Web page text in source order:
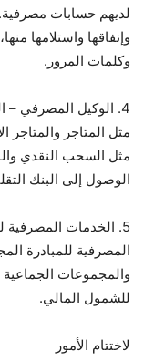
لديهم حسابات
وإنفاقها واستلامها
وكلمات المرور.
4. الوكيل المصرفي
مثل المتاجر والمتاجر
مثل السحب النقدي
الوصول إلى البنك
5. الخدمات المصرفية
المصرفية للمبادرة
والمجموعات الجماعية
للشمول المالي.
لاختتام الأمور